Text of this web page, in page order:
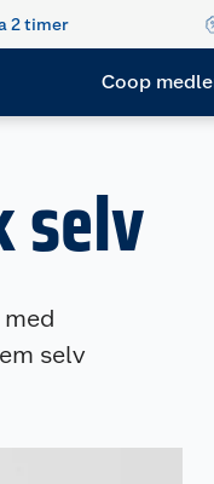
2 timer
Coop
selv
selv